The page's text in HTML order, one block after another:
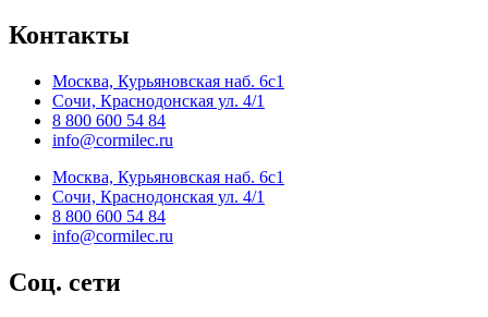
Контакты
Москва, Курьяновская наб. 6с1
Сочи, Краснодонская ул. 4/1
8 800 600 54 84
info@cormilec.ru
Москва, Курьяновская наб. 6с1
Сочи, Краснодонская ул. 4/1
8 800 600 54 84
info@cormilec.ru
Соц. сети